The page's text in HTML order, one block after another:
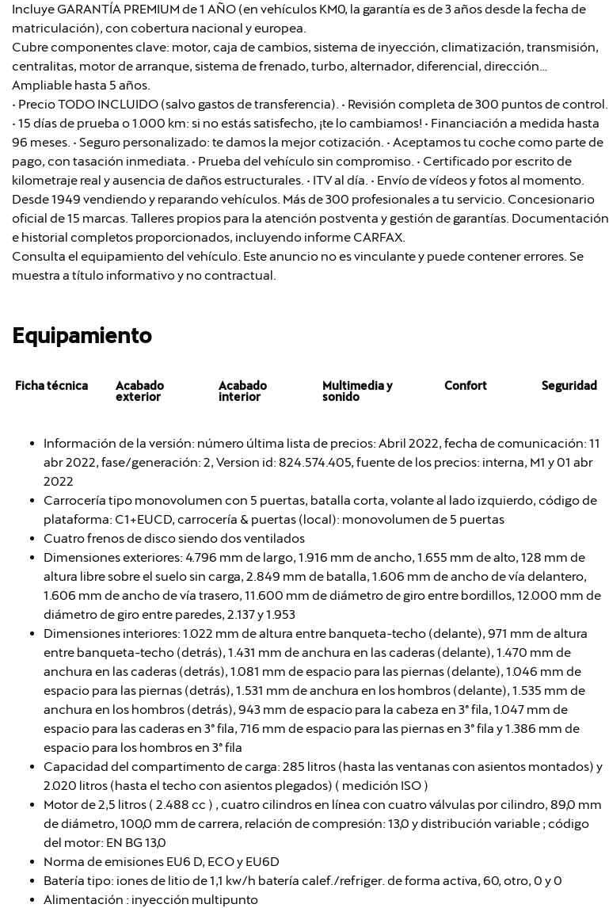
Incluye GARANTÍA PREMIUM de 1 AÑO (en vehículos KM0, la garantía es de 3 años desde la fecha de
matriculación), con cobertura nacional y europea.
Cubre componentes clave: motor, caja de cambios, sistema de inyección, climatización, transmisión,
centralitas, motor de arranque, sistema de frenado, turbo, alternador, diferencial, dirección…
Ampliable hasta 5 años.
• Precio TODO INCLUIDO (salvo gastos de transferencia). • Revisión completa de 300 puntos de control.
• 15 días de prueba o 1.000 km: si no estás satisfecho, ¡te lo cambiamos! • Financiación a medida hasta
96 meses. • Seguro personalizado: te damos la mejor cotización. • Aceptamos tu coche como parte de
pago, con tasación inmediata. • Prueba del vehículo sin compromiso. • Certificado por escrito de
kilometraje real y ausencia de daños estructurales. • ITV al día. • Envío de vídeos y fotos al momento.
Desde 1949 vendiendo y reparando vehículos. Más de 300 profesionales a tu servicio. Concesionario
oficial de 15 marcas. Talleres propios para la atención postventa y gestión de garantías. Documentación
e historial completos proporcionados, incluyendo informe CARFAX.
Consulta el equipamiento del vehículo. Este anuncio no es vinculante y puede contener errores. Se
muestra a título informativo y no contractual.
Equipamiento
Ficha técnica
Información de la versión: número última lista de precios: Abril 2022, fecha de comunicación: 11
abr 2022, fase/generación: 2, Version id: 824.574.405, fuente de los precios: interna, M1 y 01 abr
2022
Carrocería tipo monovolumen con 5 puertas, batalla corta, volante al lado izquierdo, código de
plataforma: C1+EUCD, carrocería & puertas (local): monovolumen de 5 puertas
Cuatro frenos de disco siendo dos ventilados
Dimensiones exteriores: 4.796 mm de largo, 1.916 mm de ancho, 1.655 mm de alto, 128 mm de
altura libre sobre el suelo sin carga, 2.849 mm de batalla, 1.606 mm de ancho de vía delantero,
1.606 mm de ancho de vía trasero, 11.600 mm de diámetro de giro entre bordillos, 12.000 mm de
diámetro de giro entre paredes, 2.137 y 1.953
Dimensiones interiores: 1.022 mm de altura entre banqueta-techo (delante), 971 mm de altura
entre banqueta-techo (detrás), 1.431 mm de anchura en las caderas (delante), 1.470 mm de
anchura en las caderas (detrás), 1.081 mm de espacio para las piernas (delante), 1.046 mm de
espacio para las piernas (detrás), 1.531 mm de anchura en los hombros (delante), 1.535 mm de
anchura en los hombros (detrás), 943 mm de espacio para la cabeza en 3ª fila, 1.047 mm de
espacio para las caderas en 3ª fila, 716 mm de espacio para las piernas en 3ª fila y 1.386 mm de
espacio para los hombros en 3ª fila
Capacidad del compartimento de carga: 285 litros (hasta las ventanas con asientos montados) y
2.020 litros (hasta el techo con asientos plegados) ( medición ISO )
Motor de 2,5 litros ( 2.488 cc ) , cuatro cilindros en línea con cuatro válvulas por cilindro, 89,0 mm
de diámetro, 100,0 mm de carrera, relación de compresión: 13,0 y distribución variable ; código
del motor: EN BG 13,0
Norma de emisiones EU6 D, ECO y EU6D
Batería tipo: iones de litio de 1,1 kw/h batería calef./refriger. de forma activa, 60, otro, 0 y 0
Alimentación : inyección multipunto
Acabado
exterior
Acabado
interior
Multimedia y
sonido
Confort Seguridad